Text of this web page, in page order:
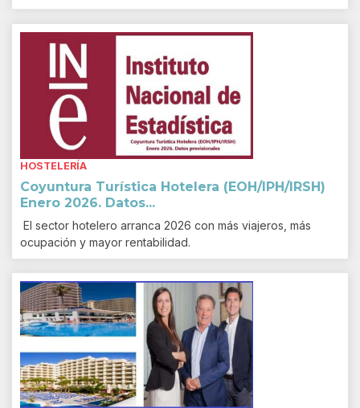
HOSTELERÍA
Coyuntura Turística Hotelera (EOH/IPH/IRSH)
Enero 2026. Datos...
El sector hotelero arranca 2026 con más viajeros, más
ocupación y mayor rentabilidad.